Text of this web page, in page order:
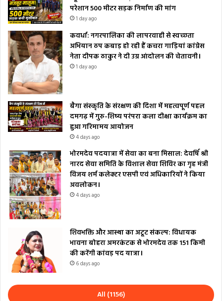
परेशान 500 मीटर सड़क निर्माण की मांग
1 day ago
कवर्धा: नगरपालिका की लापरवाही से स्वच्छता
अभियान ठप कबाड़ हो रही हैं कचरा गाड़ियां कांग्रेस
नेता दीपक ठाकुर ने दी उग्र आंदोलन की चेतावनी।
1 day ago
बैगा संस्कृति के संरक्षण की दिशा में महत्वपूर्ण पहल
दमगढ़ में गुरु-शिष्य परंपरा कला दीक्षा कार्यक्रम का
हुआ गरिमामय आयोजन
4 days ago
भोरमदेव पदयात्रा में सेवा का बना मिसाल: देवर्षि श्री
नारद सेवा समिति के विशाल सेवा शिविर का गृह मंत्री
विजय शर्म कलेक्टर एसपी एवं अधिकारियों ने किया
अवलोकन।
4 days ago
शिवभक्ति और आस्था का अटूट संकल्प: विधायक
भावना बोहरा अमरकंटक से भोरमदेव तक 151 किमी
की करेंगी कांवड़ पद यात्रा।
6 days ago
All (1156)